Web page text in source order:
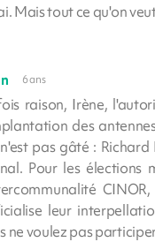
Mais tout ce qu'on
6 ans
raison, Irène,
des
pas gâté :
Pour les élections
leur
ne voulez pas